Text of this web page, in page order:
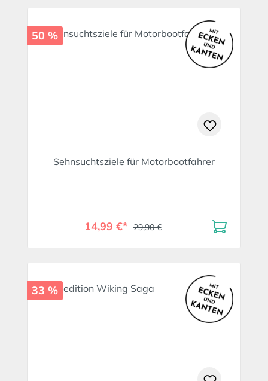
50 %
Sehnsuchtsziele für Motorbootfahrer
14,99 €* 29,90 €
33 %